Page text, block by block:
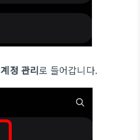
계정 관리로 들어갑니다.